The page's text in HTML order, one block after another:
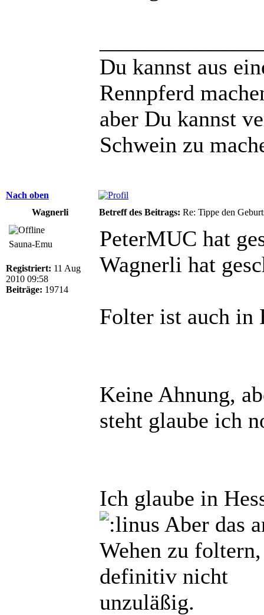
Du kannst aus
Rennpferd
aber Du kannst
Schwein zu
Nach oben
Wagnerli
Betreff des Beitrags: Re: Tippe den
Sauna-Emu
Registriert: 11 Aug
2010 09:58
Beiträge: 19714
PeterMUC hat
Wagnerli hat
Folter ist auch in
Keine Ahnung,
steht glaube ich
Ich glaube in
Aber das
Wehen zu
definitiv nicht
unzuläßig.